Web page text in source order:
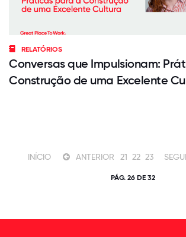
RELATÓRIOS
Conversas que Impulsionam:
Construção de uma Excelente
INÍCIO ANTERIOR 21 22 23
PÁG. 26 DE 32